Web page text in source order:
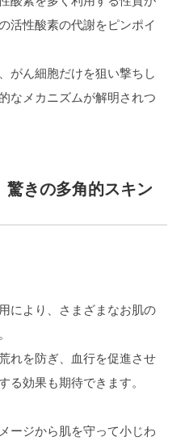
活性酸素の代謝をピンポイ
がん細胞だけを狙い撃ちし
なメカニズムが解明されつ
きの多角的スキン
により、さまざまなお肌の
れを防ぎ、血行を促進させ
る効果も期待できます。
ージから肌を守って小じわ